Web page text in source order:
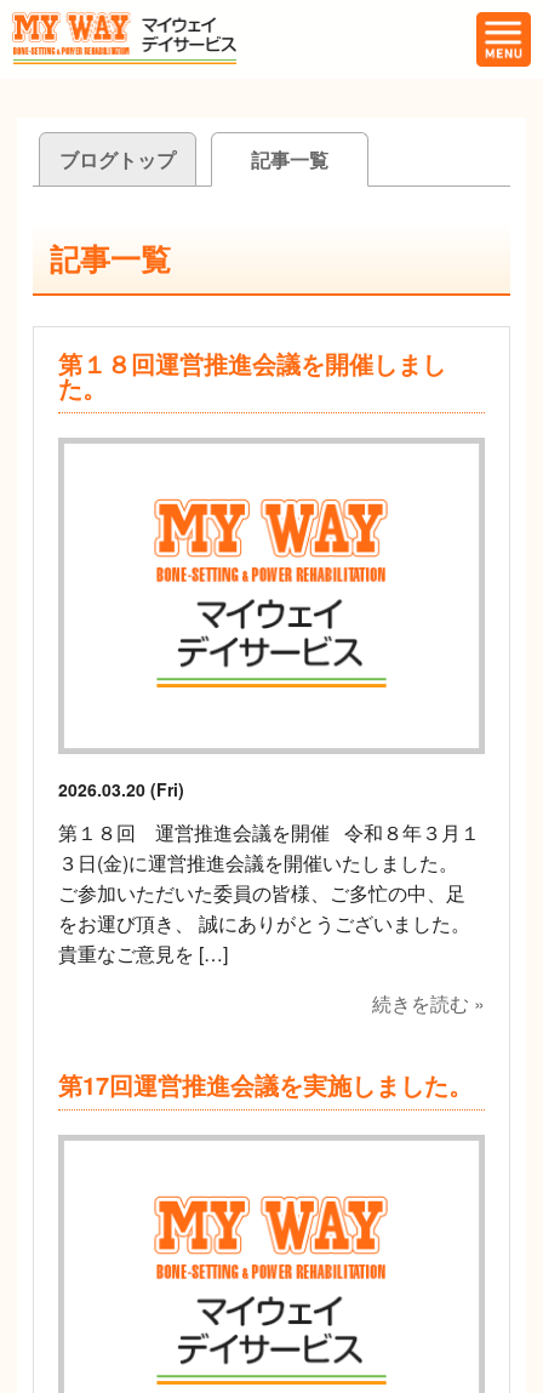
ブログトップ 記事一覧
記事一覧
第１８回運営推進会議を開催しまし
た。
2026.03.20 (Fri)
第１８回 運営推進会議を開催 令和８年３月１
３日(金)に運営推進会議を開催いたしました。
ご参加いただいた委員の皆様、ご多忙の中、足
をお運び頂き、 誠にありがとうございました。
貴重なご意見を […]
続きを読む »
第17回運営推進会議を実施しました。